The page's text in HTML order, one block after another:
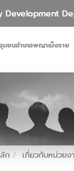
Development
ชนอำเภอพญาเม็งราย
ก เกี่ยวกับหน่วยง